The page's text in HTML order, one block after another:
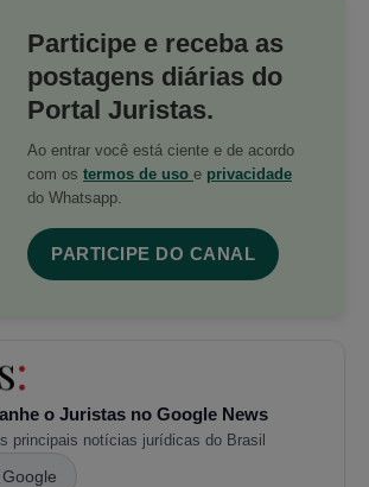
Participe e receba as
postagens diárias do
Portal Juristas.
Ao entrar você está ciente e de acordo
com os termos de uso e privacidade
do Whatsapp.
PARTICIPE DO CANAL
o Juristas no Google News
principais notícias jurídicas do Brasil